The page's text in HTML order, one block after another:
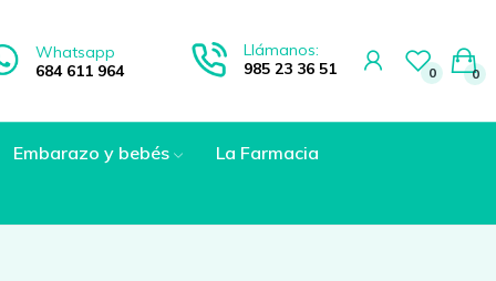
Whatsapp
684 611 964
Llámanos:
985 23 36 51
0 0
Embarazo y bebés
La Farmacia